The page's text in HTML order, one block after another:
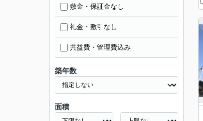
敷金・保証金なし
礼金・敷引なし
共益費・管理費込み
築年数
面積